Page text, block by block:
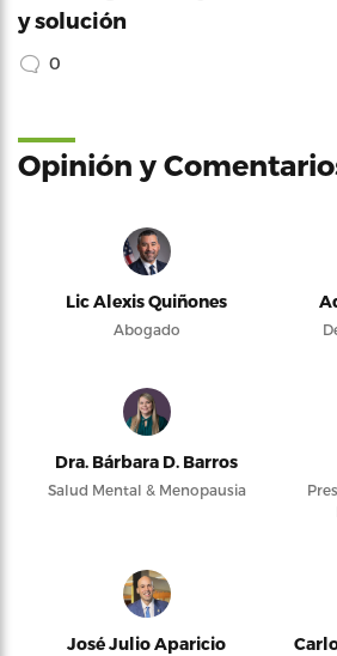
y solución
0
Opinión y
Lic Alexis Quiñones
Abogado
Dra. Bárbara D. Barros
Salud Mental & Menopausia
José Julio Aparicio